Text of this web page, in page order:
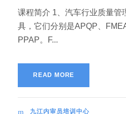
课程简介 1、汽车行业质量管
具，它们分别是APQP、
PPAP。F...
READ MORE
九江内审员培训中心